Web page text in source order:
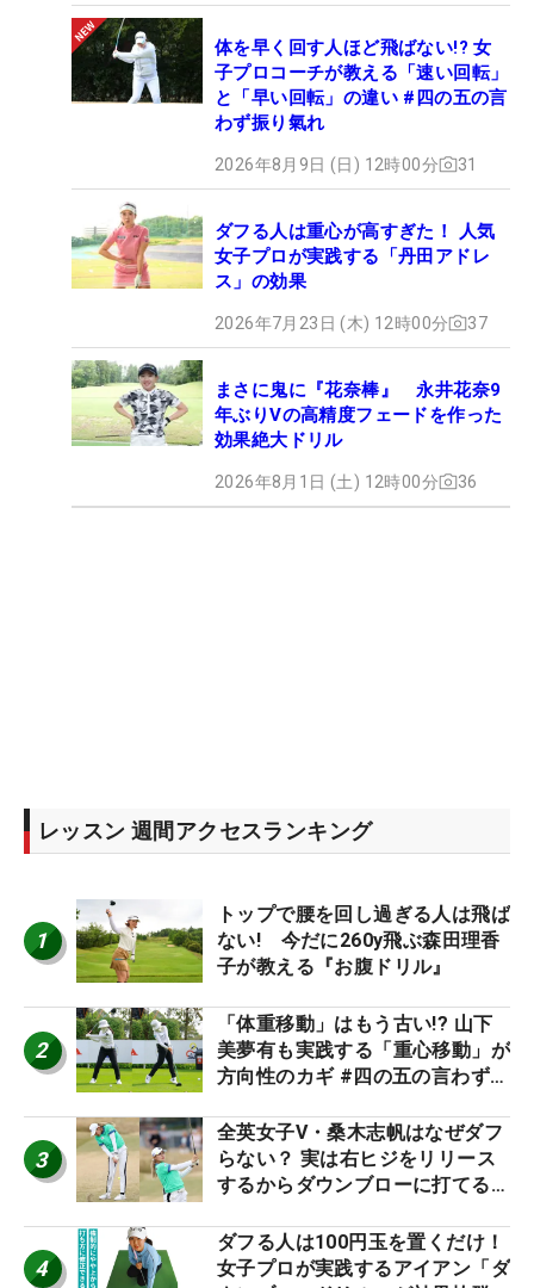
体を早く回す人ほど飛ばない!? 女
子プロコーチが教える「速い回転」
と「早い回転」の違い #四の五の言
わず振り氣れ
2026年8月9日 (日) 12時00分 31
ダフる人は重心が高すぎた！ 人気
女子プロが実践する「丹田アドレ
ス」の効果
2026年7月23日 (木) 12時00分 37
まさに鬼に『花奈棒』 永井花奈9
年ぶりVの高精度フェードを作った
効果絶大ドリル
2026年8月1日 (土) 12時00分 36
レッスン 週間アクセスランキング
1
トップで腰を回し過ぎる人は飛ば
ない! 今だに260y飛ぶ森田理香
子が教える『お腹ドリル』
2
「体重移動」はもう古い!? 山下
美夢有も実践する「重心移動」が
方向性のカギ #四の五の言わず振
3
全英女子V・桑木志帆はなぜダフ
らない？ 実は右ヒジをリリース
するからダウンブローに打てる #
4
ダフる人は100円玉を置くだけ！
女子プロが実践するアイアン「ダ